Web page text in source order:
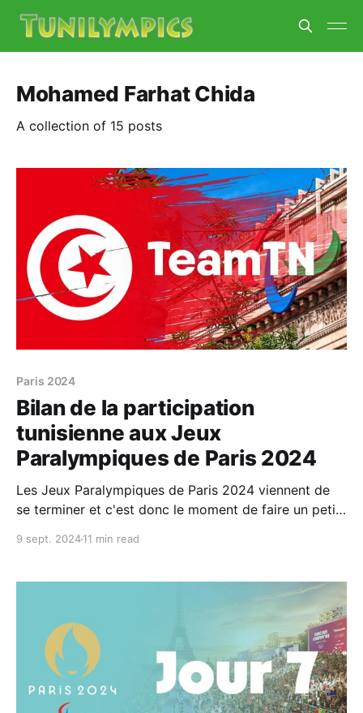
Mohamed Farhat Chida
A collection of 15 posts
Paris 2024
Bilan de la participation
tunisienne aux Jeux
Paralympiques de Paris 2024
Les Jeux Paralympiques de Paris 2024 viennent de
se terminer et c'est donc le moment de faire un petit
ont participé à ces JP, 17 hommes et 13 femmes,
9 sept. 202411 min read